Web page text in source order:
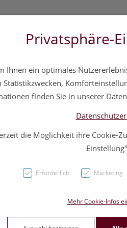
Hautpflege Familie
Privatsphäre-
Ihnen ein optimales
finden Sie in unserer
die Möglichkeit ihre Cookie-
Erforderlich Marketing
Mehr Cookie-Infos